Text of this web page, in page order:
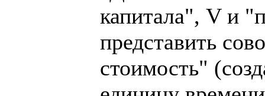
капитала", V и
представить
стоимость"